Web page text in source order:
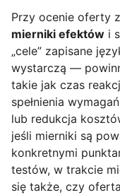
Przy ocenie oferty
mierniki efektów i
„cele” zapisane
wystarczą —
takie jak czas
spełnienia
lub redukcja
jeśli mierniki są
konkretnymi
testów, w trakcie
się także, czy